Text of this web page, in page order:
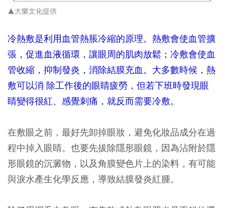
▲大樂文化提供
冷熱敷是利用血管熱脹冷縮的原理。熱敷會使血管擴
張，促進血液循環，讓眼周的肌肉放鬆；冷敷會使血
管收縮，抑制發炎，消除結膜充血。大多數時候，熱
敷可以消 除工作後的眼睛疲勞，但若下班時發現眼
睛變得很紅、感覺刺痛，就反而需要冷敷。
在敷眼之前，最好先卸掉眼妝，避免化妝品成分在過
程中掉入眼睛。也要先拔除隱形眼鏡，因為沾附於隱
形眼鏡的沉澱物，以及角膜變色片上的染料，有可能
與淚水產生化學反應，導致結膜發炎紅腫。